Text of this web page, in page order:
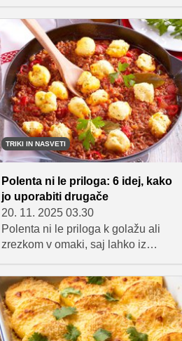
glavobolom in dehidracijo. Kadar
smo 'mačkasti', so juhe odlična
izbira, da si povrnemo moči. So
lahke za prebavo, polne hranilnih
snovi in nas hkrati tudi rehidrirajo.
TRIKI IN NASVETI
Polenta ni le priloga: 6 idej, kako
jo uporabiti drugače
20. 11. 2025 03.30
Polenta ni le priloga k golažu ali
zrezkom v omaki, saj lahko iz
vrsto izvirnih jedi. Od hrustljave pice
in mehkih njokov ter celo sladic –
polenta je izjemno vsestranska,
zdrava in cenovno dostopna
sestavina, ki jo lahko uporabimo na